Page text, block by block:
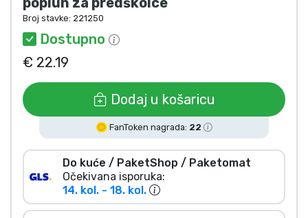
Broj stavke: 221250
Dostupno
€ 22.19
Dodaj u košaricu
FanToken nagrada: 22
Do kuće / PaketShop / Paketomat
Očekivana isporuka:
14. kol. - 18. kol.
Glazbeni proizvodi
Vrste proizvoda
Marke